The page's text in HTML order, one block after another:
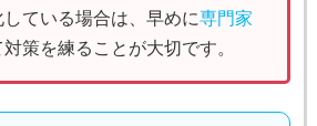
ている場合は、早めに専門家
対策を練ることが大切です。